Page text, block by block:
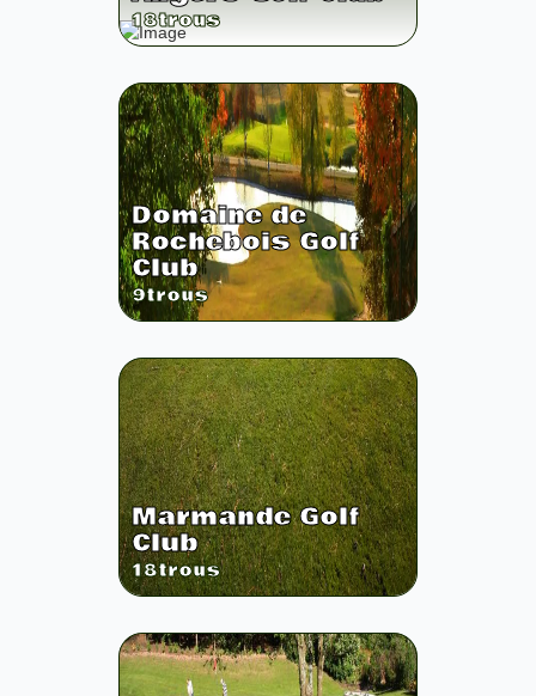
18trous
Domaine de
Rochebois Golf
Club
9trous
Marmande Golf
Club
18trous